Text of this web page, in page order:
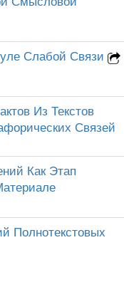
Слабой Связи
Из Текстов
Связей
Как Этап
Полнотекстовых